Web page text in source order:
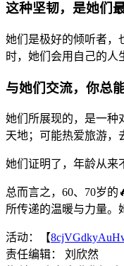
这种坚韧，是她们
她们是极好的倾听者，
时，她们会用自己的人
与她们交流，你总
她们所展现的，是一种
天地；可能热爱旅游，
她们证明了，年龄从来
总而言之，60、70岁
所传递的温暖与力量。
活动：【
责任编辑： 刘欣然